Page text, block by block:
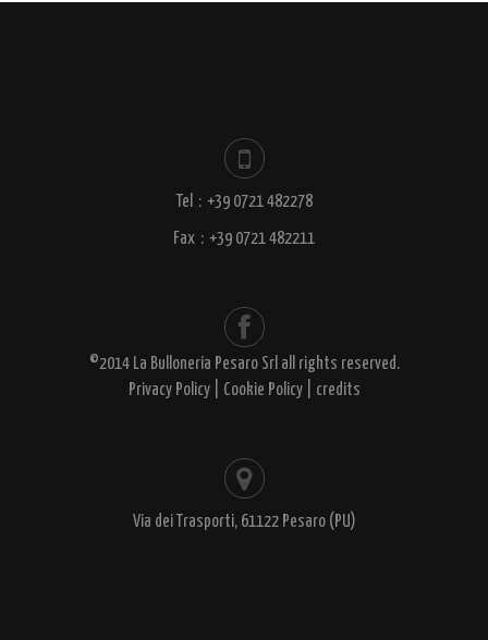
Tel : +39 0721 482278
Fax : +39 0721 482211
©2014 La Bulloneria Pesaro Srl all rights reserved.
Privacy Policy| Cookie Policy| credits
Via dei Trasporti, 61122 Pesaro (PU)